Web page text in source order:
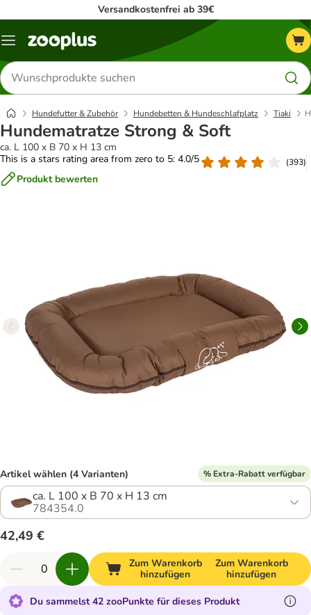
Versandkostenfrei ab 39€
Menü
Produkte
suchen
Hundefutter & Zubehör Hundebetten & Hundeschlafplatz Tiaki
Hundematratze Strong & Soft
ca. L 100 x B 70 x H 13 cm
This is a stars rating area from zero to 5: 4.0/5
(393)
Produkt bewerten
Artikel wählen (4 Varianten) % Extra-Rabatt verfügbar
ca. L 100 x B 70 x H 13 cm
784354.0
42,49 €
Zum Warenkorb
hinzufügen
Zum Warenkorb
hinzufügen
Du sammelst 42 zooPunkte für dieses Produkt